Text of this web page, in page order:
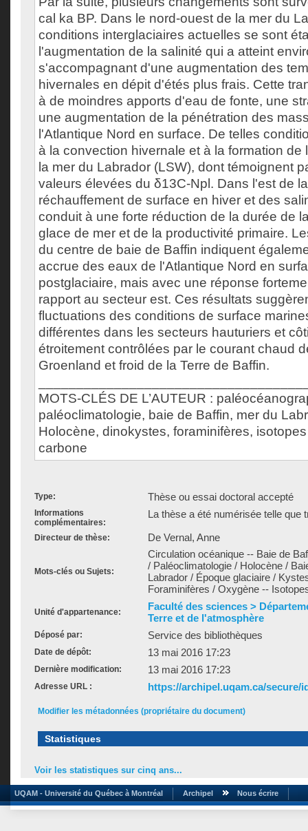
cal ka BP. Dans le nord-ouest de la mer du
conditions interglaciaires actuelles se sont
l'augmentation de la salinité qui a atteint
s'accompagnant d'une augmentation des
hivernales en dépit d'étés plus frais. Cette
à de moindres apports d'eau de fonte, une
une augmentation de la pénétration des
l'Atlantique Nord en surface. De telles
à la convection hivernale et à la formation de
la mer du Labrador (LSW), dont témoignent
valeurs élevées du δ13C-Npl. Dans l'est de
réchauffement de surface en hiver et des
conduit à une forte réduction de la durée de
glace de mer et de la productivité primaire.
du centre de baie de Baffin indiquent
accrue des eaux de l'Atlantique Nord en
postglaciaire, mais avec une réponse
rapport au secteur est. Ces résultats
fluctuations des conditions de surface
différentes dans les secteurs hauturiers et
étroitement contrôlées par le courant chaud
Groenland et froid de la Terre de Baffin.
MOTS-CLÉS DE L’AUTEUR :
paléoclimatologie, baie de Baffin, mer du
Holocène, dinokystes, foraminifères,
carbone
Type: Thèse ou essai doctoral accepté
Informations
complémentaires:
La thèse a été numérisée telle que
Directeur de thèse: De Vernal, Anne
Mots-clés ou Sujets:
Circulation océanique -- Baie de
/ Paléoclimatologie / Holocène /
Labrador / Époque glaciaire /
Foraminifères / Oxygène --
Unité d'appartenance:
Faculté des sciences >
Terre et de l'atmosphère
Déposé par: Service des bibliothèques
Date de dépôt: 13 mai 2016 17:23
Dernière modification: 13 mai 2016 17:23
Adresse URL : https://archipel.uqam.ca/secure/
Modifier les métadonnées (propriétaire du document)
Statistiques
Voir les statistiques sur cinq ans...
UQAM - Université du Québec à Montréal Archipel Nous écrire